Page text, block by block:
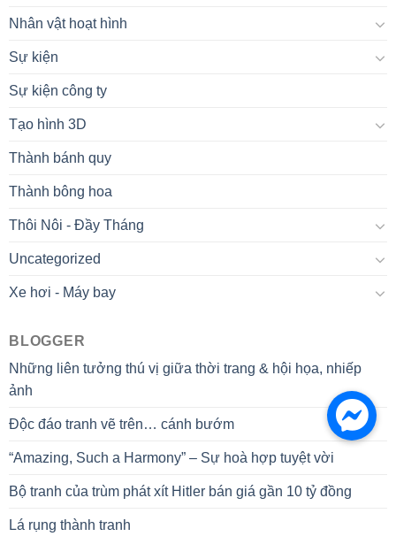
Nhân vật hoạt hình
Sự kiện
Sự kiện công ty
Tạo hình 3D
Thành bánh quy
Thành bông hoa
Thôi Nôi - Đầy Tháng
Uncategorized
Xe hơi - Máy bay
BLOGGER
Những liên tưởng thú vị giữa thời trang & hội họa, nhiếp
ảnh
Độc đáo tranh vẽ trên… cánh bướm
“Amazing, Such a Harmony” – Sự hoà hợp tuyệt vời
Bộ tranh của trùm phát xít Hitler bán giá gần 10 tỷ đồng
Lá rụng thành tranh